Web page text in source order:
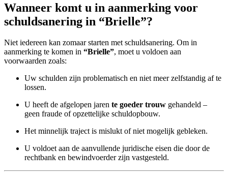
Wanneer komt u in aanmerking voor
schuldsanering in “Brielle”?
Niet iedereen kan zomaar starten met schuldsanering. Om in
aanmerking te komen in “Brielle”, moet u voldoen aan
voorwaarden zoals:
Uw schulden zijn problematisch en niet meer zelfstandig af te
lossen.
U heeft de afgelopen jaren te goeder trouw gehandeld –
geen fraude of opzettelijke schuldopbouw.
Het minnelijk traject is mislukt of niet mogelijk gebleken.
U voldoet aan de aanvullende juridische eisen die door de
rechtbank en bewindvoerder zijn vastgesteld.